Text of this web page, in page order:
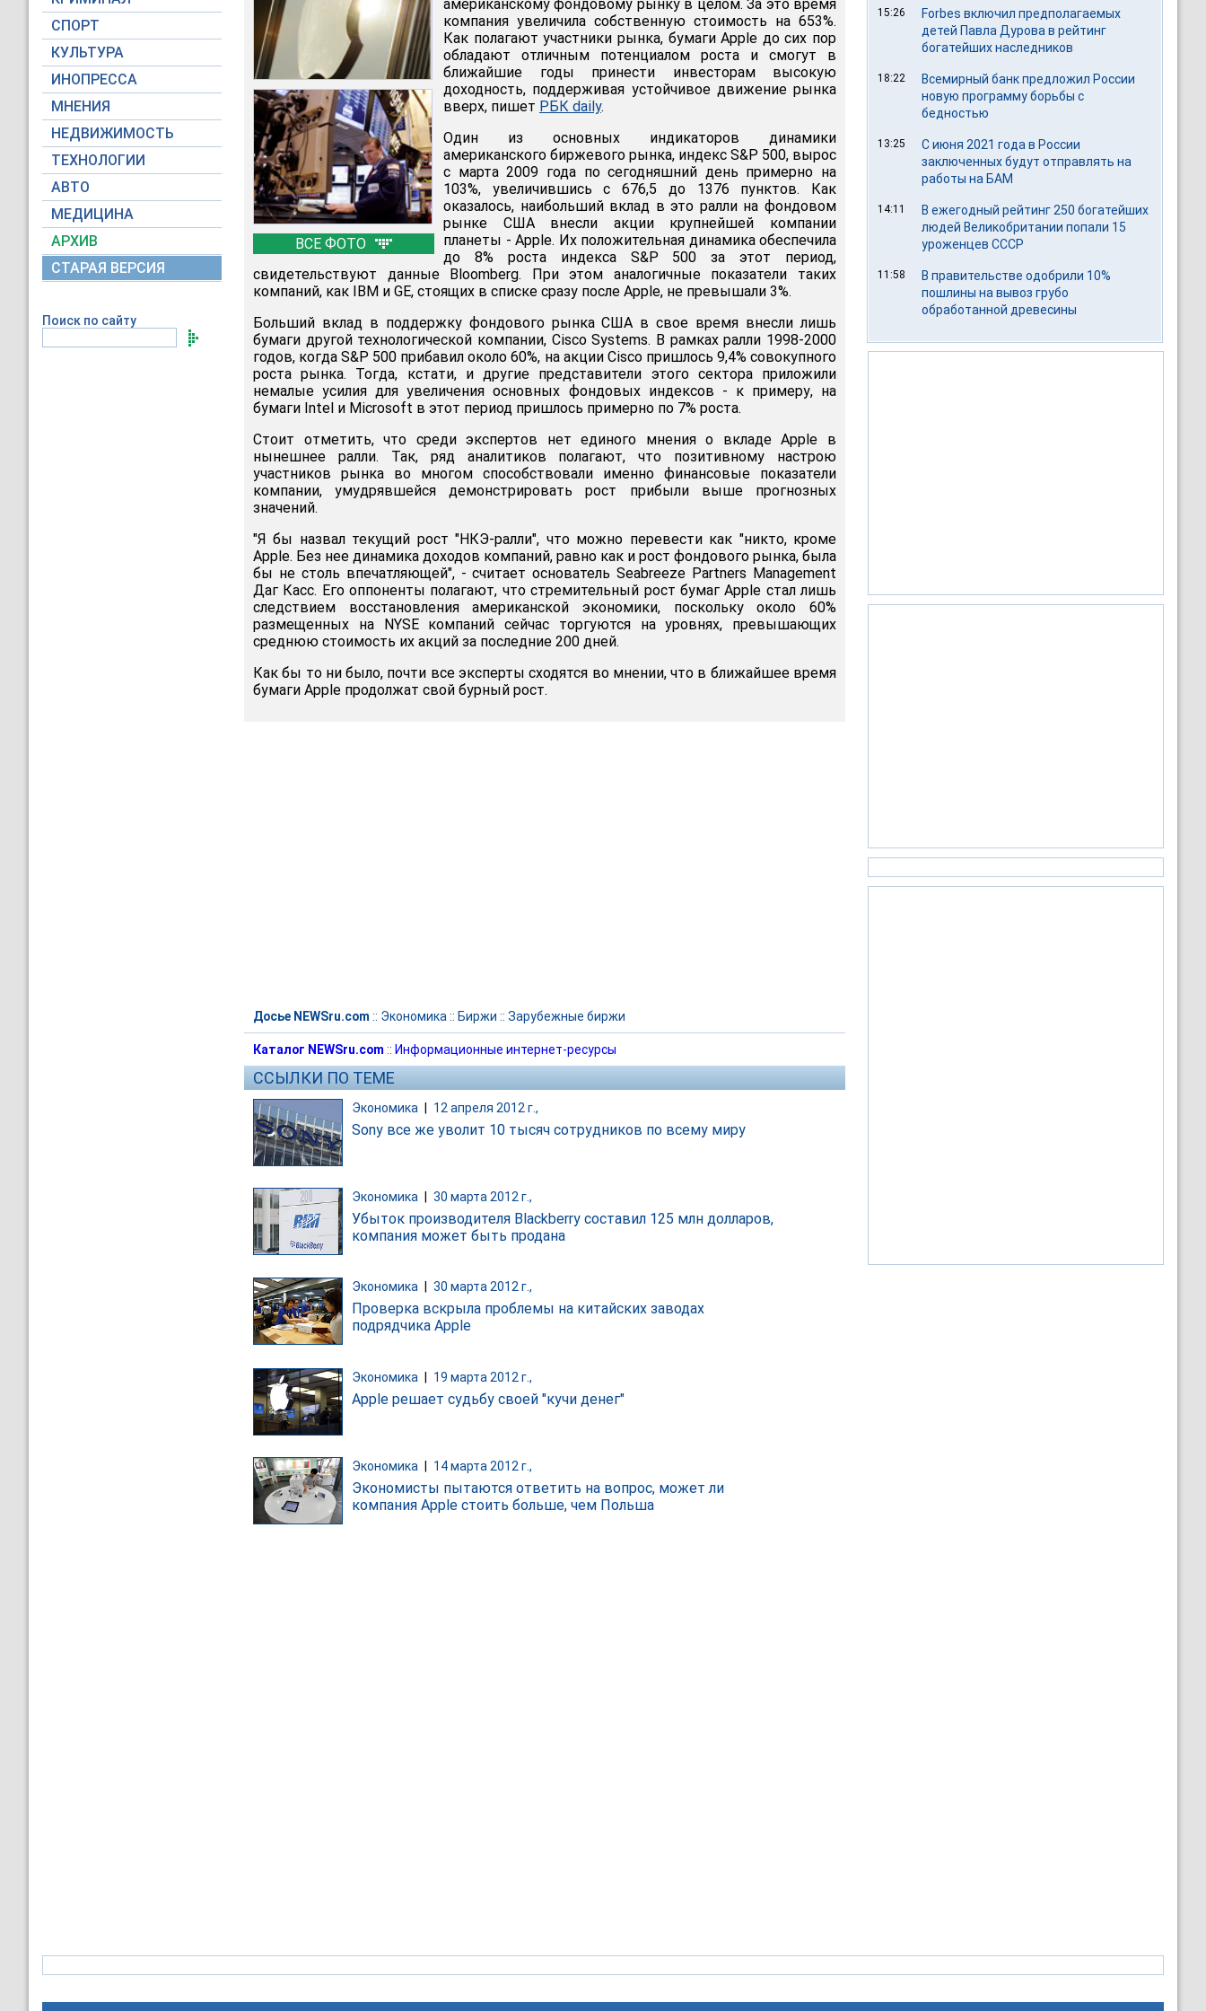
СПОРТ
КУЛЬТУРА
ИНОПРЕССА
МНЕНИЯ
НЕДВИЖИМОСТЬ
ТЕХНОЛОГИИ
АВТО
МЕДИЦИНА
АРХИВ
СТАРАЯ ВЕРСИЯ
Поиск по сайту
ВСЕ ФОТО
американскому фондовому рынку в целом. За это время
компания увеличила собственную стоимость на 653%.
Как полагают участники рынка, бумаги Apple до сих пор
обладают отличным потенциалом роста и смогут в
ближайшие годы принести инвесторам высокую
доходность, поддерживая устойчивое движение рынка
вверх, пишет РБК daily.
Один из основных индикаторов динамики
американского биржевого рынка, индекс S&P 500, вырос
с марта 2009 года по сегодняшний день примерно на
103%, увеличившись с 676,5 до 1376 пунктов. Как
оказалось, наибольший вклад в это ралли на фондовом
рынке США внесли акции крупнейшей компании
планеты - Apple. Их положительная динамика обеспечила
до 8% роста индекса S&P 500 за этот период,
свидетельствуют данные Bloomberg. При этом аналогичные показатели таких
компаний, как IBM и GE, стоящих в списке сразу после Apple, не превышали 3%.
Больший вклад в поддержку фондового рынка США в свое время внесли лишь
бумаги другой технологической компании, Cisco Systems. В рамках ралли 1998-2000
годов, когда S&P 500 прибавил около 60%, на акции Cisco пришлось 9,4% совокупного
роста рынка. Тогда, кстати, и другие представители этого сектора приложили
немалые усилия для увеличения основных фондовых индексов - к примеру, на
бумаги Intel и Microsoft в этот период пришлось примерно по 7% роста.
Стоит отметить, что среди экспертов нет единого мнения о вкладе Apple в
нынешнее ралли. Так, ряд аналитиков полагают, что позитивному настрою
участников рынка во многом способствовали именно финансовые показатели
компании, умудрявшейся демонстрировать рост прибыли выше прогнозных
значений.
"Я бы назвал текущий рост "НКЭ-ралли", что можно перевести как "никто, кроме
Apple. Без нее динамика доходов компаний, равно как и рост фондового рынка, была
бы не столь впечатляющей", - считает основатель Seabreeze Partners Management
Даг Касс. Его оппоненты полагают, что стремительный рост бумаг Apple стал лишь
следствием восстановления американской экономики, поскольку около 60%
размещенных на NYSE компаний сейчас торгуются на уровнях, превышающих
среднюю стоимость их акций за последние 200 дней.
Как бы то ни было, почти все эксперты сходятся во мнении, что в ближайшее время
бумаги Apple продолжат свой бурный рост.
Досье NEWSru.com :: Экономика :: Биржи :: Зарубежные биржи
Каталог NEWSru.com :: Информационные интернет-ресурсы
ССЫЛКИ ПО ТЕМЕ
Экономика 12 апреля 2012 г.,
Sony все же уволит 10 тысяч сотрудников по всему миру
Экономика 30 марта 2012 г.,
Убыток производителя Blackberry составил 125 млн долларов,
компания может быть продана
Экономика 30 марта 2012 г.,
Проверка вскрыла проблемы на китайских заводах
подрядчика Apple
Экономика | 19 марта 2012 г.,
Apple решает судьбу своей "кучи денег"
Экономика | 14 марта 2012 г.,
Экономисты пытаются ответить на вопрос, может ли
компания Apple стоить больше, чем Польша
15:26
Forbes включил предполагаемых
детей Павла Дурова в рейтинг
богатейших наследников
18:22
Всемирный банк предложил России
новую программу борьбы с
бедностью
13:25
С июня 2021 года в России
заключенных будут отправлять на
работы на БАМ
14:11
В ежегодный рейтинг 250 богатейших
людей Великобритании попали 15
уроженцев СССР
11:58
В правительстве одобрили 10%
пошлины на вывоз грубо
обработанной древесины